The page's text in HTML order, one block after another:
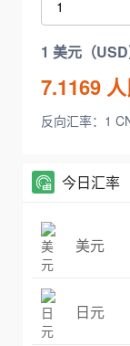
1 美元（
7.1169
反向汇率：1
今日汇率
美元
日元